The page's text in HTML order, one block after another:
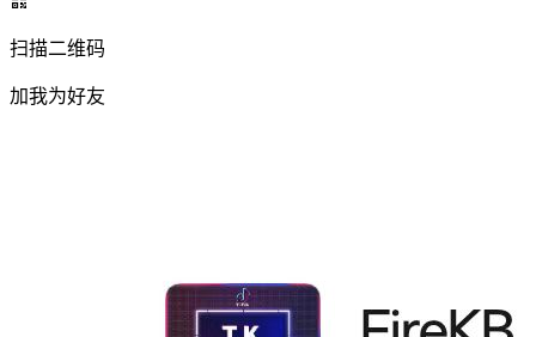
扫描二维码
加我为好友